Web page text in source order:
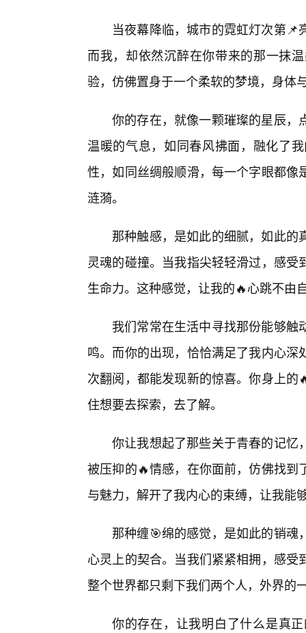
当夜幕降临，城市的霓虹灯次第
而我，却依然沉醉在你带来的那一抹
验，仿佛置身于一个柔软的梦境，身体
你的存在，就像一颗璀璨的星辰，
温暖的气息，如同春风拂面，融化了
性，如同丝绸般顺滑，每一个字眼都
涟漪。
那种触感，是如此的细腻，如此
灵魂的碰撞。当我指尖轻轻滑过，感
生命力。这种感觉，让我的🔥心跳不由
我们常常在生活中寻找那份能够
鸣。而你的出现，恰恰满足了我内心
次翻阅，都能发现新的惊喜。你身上
住想要去探索，去了解。
你让我想起了那些关于青春的记忆
被压抑的🔥情感，在你面前，仿佛找
与魅力，解开了我内心的束缚，让我能
那种缠🎯绵的感觉，是如此的销
心灵上的契合。当我们紧紧相拥，感
整个世界都只剩下我们两个人，外界的
你的存在，让我明白了什么是真